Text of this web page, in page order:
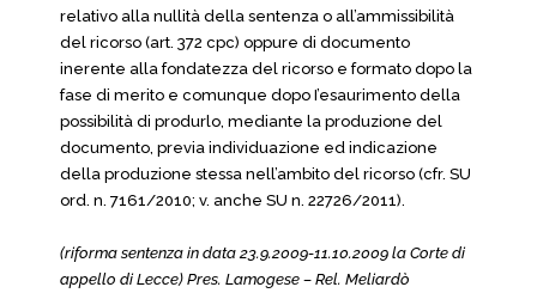
relativo alla nullità della sentenza o all’ammissibilità
del ricorso (art. 372 cpc) oppure di documento
inerente alla fondatezza del ricorso e formato dopo la
fase di merito e comunque dopo I’esaurimento della
possibilità di produrlo, mediante la produzione del
documento, previa individuazione ed indicazione
della produzione stessa nell’ambito del ricorso (cfr. SU
ord. n. 7161/2010; v. anche SU n. 22726/2011).
(riforma sentenza in data 23.9.2009-11.10.2009 la Corte di
appello di Lecce) Pres. Lamogese – Rel. Meliardò